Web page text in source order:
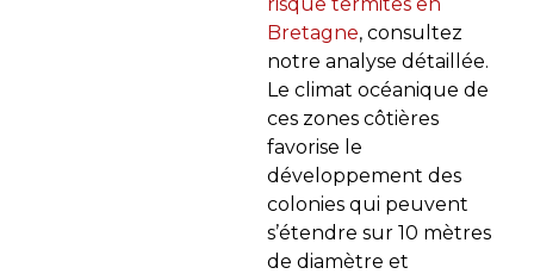
Bretagne, consultez
notre analyse détaillée.
Le climat océanique de
ces zones côtières
favorise le
développement des
colonies qui peuvent
s’étendre sur 10 mètres
de diamètre et